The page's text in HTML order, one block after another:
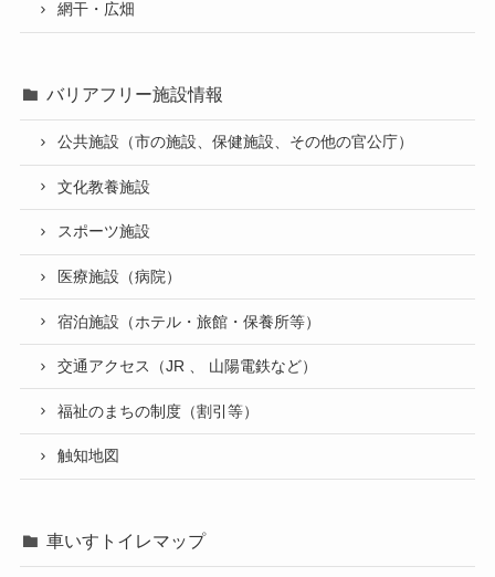
網干・広畑
バリアフリー施設情報
公共施設（市の施設、保健施設、その他の官公庁）
文化教養施設
スポーツ施設
医療施設（病院）
宿泊施設（ホテル・旅館・保養所等）
交通アクセス（JR 、 山陽電鉄など）
福祉のまちの制度（割引等）
触知地図
車いすトイレマップ